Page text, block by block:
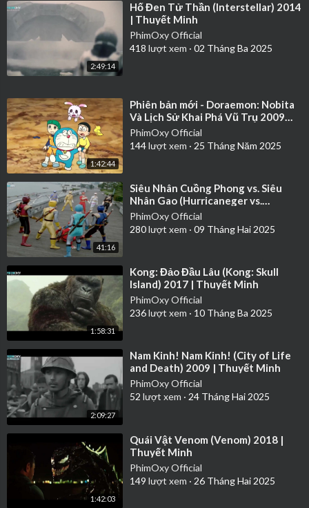
2:49:14
⁣Hố Đen Tử Thần (Interstellar) 2014
| Thuyết Minh
PhimOxy Official
418 lượt xem · 02 Tháng Ba 2025
1:42:44
⁣Phiên bản mới - Doraemon: Nobita
Và Lịch Sử Khai Phá Vũ Trụ 2009
Full HD | Lồng Tiếng
PhimOxy Official
144lượt xem · 25 Tháng Năm 2025
41:16
⁣Siêu Nhân Cuồng Phong vs. Siêu
Nhân Gao (Hurricaneger vs.
Gaoranger) 2003 | Thuyết Minh
PhimOxy Official
280lượt xem · 09 Tháng Hai 2025
1:58:31
⁣Kong: Đảo Đầu Lâu (Kong: Skull
Island) 2017 | Thuyết Minh
PhimOxy Official
236lượt xem · 10 Tháng Ba 2025
2:09:27
⁣Nam Kinh! Nam Kinh! (City of Life
and Death) 2009 | Thuyết Minh
PhimOxy Official
52 lượt xem · 24 Tháng Hai 2025
1:42:03
⁣Quái Vật Venom (Venom) 2018 |
Thuyết Minh
PhimOxy Official
149 lượt xem · 26 Tháng Hai 2025